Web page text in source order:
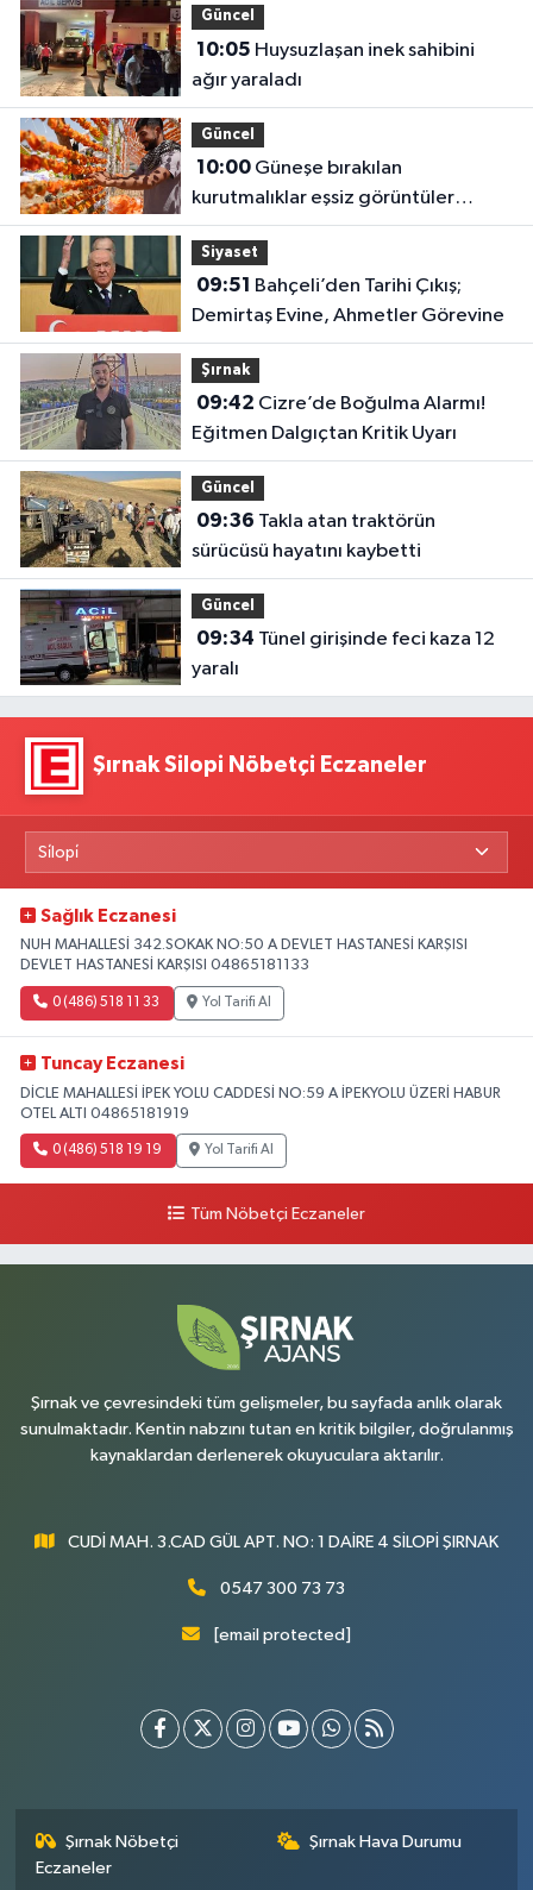
Güncel
10:05
ağır yaraladı
Güncel
10:00Güneşe bırakılan
kurutmalıklar eşsiz görüntüler
oluşturdu
Siyaset
09:51
Demirtaş Evine, Ahmetler Görevine
Şırnak
09:42
Eğitmen Dalgıçtan Kritik Uyarı
Güncel
09:36
sürücüsü hayatını kaybetti
Güncel
09:34
yaralı
Şırnak Silopi Nöbetçi Eczaneler
Sağlık Eczanesi
NUH MAHALLESİ 342.SOKAK NO:50 A DEVLET HASTANESİ KARŞISI
DEVLET HASTANESİ KARŞISI 04865181133
0 (486) 518 11 33 Yol Tarifi Al
Tuncay Eczanesi
DİCLE MAHALLESİ İPEK YOLU CADDESİ NO:59 A İPEKYOLU ÜZERİ HABUR
OTEL ALTI 04865181919
0 (486) 518 19 19 Yol Tarifi Al
Tüm Nöbetçi Eczaneler
Şırnak ve çevresindeki tüm gelişmeler, bu sayfada anlık olarak
sunulmaktadır. Kentin nabzını tutan en kritik bilgiler, doğrulanmış
kaynaklardan derlenerek okuyuculara aktarılır.
CUDİ MAH. 3.CAD GÜL APT. NO: 1 DAİRE 4 SİLOPİ ŞIRNAK
0547 300 73 73
[email protected]
Şırnak Nöbetçi
Eczaneler
Şırnak Hava Durumu